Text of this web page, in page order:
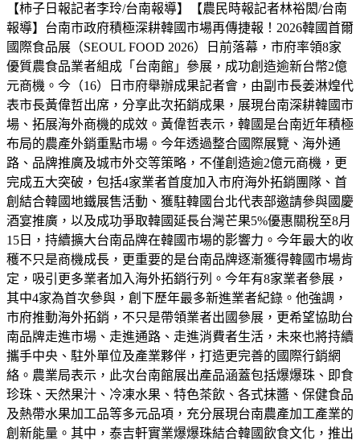
【柿子日報記者李玲/台南報導】【農民時報記者林裕閎/台南
報導】台南市政府積極深耕韓國市場再傳捷報！2026韓國首爾
國際食品展（SEOUL FOOD 2026）日前落幕，市府率領8家
優質農食品業者組成「台南館」參展，成功創造逾新台幣2億
元商機。今（16）日市府舉辦成果記者會，由副市長姜淋煌代
表市長黃偉哲出席，分享此次拓銷成果，展現台南深耕韓國市
場、拓展海外商機的成效。黃偉哲表示，韓國是台南近年積極
布局的農產外銷重點市場。今年透過整合國際展覽、海外通
路、品牌推廣及城市外交等策略，不僅創造逾2億元商機，更
完成五大突破，包括4家業者首度加入市府海外拓銷團隊、首
創結合韓國地鐵展售活動、獲駐韓國台北代表部邀請參與國慶
酒宴推廣，以及成功爭取韓國延長台灣芒果5%優惠關稅至8月
15日，持續擴大台南品牌在韓國市場的影響力。今年最大的收
穫不只是商機成長，更重要的是台南品牌逐漸獲得韓國市場肯
定，吸引更多業者加入海外拓銷行列。今年有8家業者參展，
其中4家為首次參與，創下歷年最多新進業者紀錄。他強調，
市府推動海外拓銷，不只是帶領業者出國參展，更希望協助台
南品牌走進市場、走進通路、走進消費者生活，未來也將持續
攜手中央、駐外單位及產業夥伴，打造更完善的國際行銷網
絡。農業局表示，此次台南館展出產品涵蓋包括爆爆珠、即食
珍珠、天然果汁、冷凍水果、特色茶飲、各式抹醬、保健食品
及熱帶水果加工品等多元品項，充分展現台南農產加工產業的
創新能量。其中，泰吉軒實業爆爆珠結合韓國飲食文化，推出